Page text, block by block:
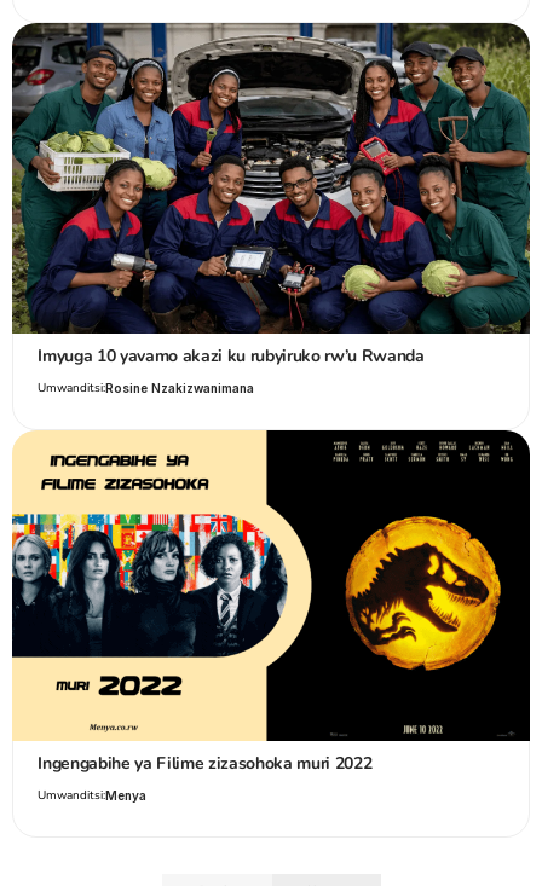
Imyuga 10 yavamo akazi ku rubyiruko rw’u Rwanda
Umwanditsi:Rosine Nzakizwanimana
Ingengabihe ya Filime zizasohoka muri 2022
Umwanditsi:Menya